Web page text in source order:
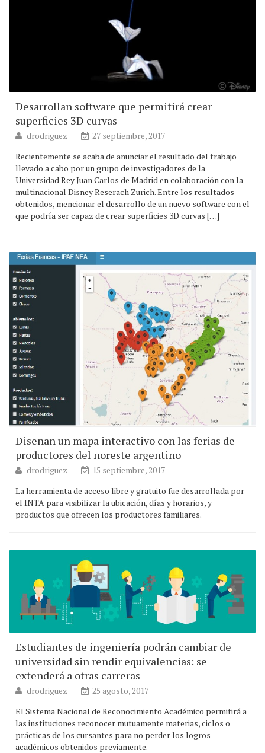
Desarrollan software que permitirá crear
superficies 3D curvas
drodriguez
27 septiembre, 2017
Recientemente se acaba de anunciar el resultado del trabajo
llevado a cabo por un grupo de investigadores de la
Universidad Rey Juan Carlos de Madrid en colaboración con la
multinacional Disney Reserach Zurich. Entre los resultados
obtenidos, mencionar el desarrollo de un nuevo software con el
que podría ser capaz de crear superficies 3D curvas […]
Diseñan un mapa interactivo con las ferias de
productores del noreste argentino
drodriguez
15 septiembre, 2017
La herramienta de acceso libre y gratuito fue desarrollada por
el INTA para visibilizar la ubicación, días y horarios, y
productos que ofrecen los productores familiares.
Estudiantes de ingeniería podrán cambiar de
universidad sin rendir equivalencias: se
extenderá a otras carreras
drodriguez
25 agosto, 2017
El Sistema Nacional de Reconocimiento Académico permitirá a
las instituciones reconocer mutuamente materias, ciclos o
prácticas de los cursantes para no perder los logros
académicos obtenidos previamente.